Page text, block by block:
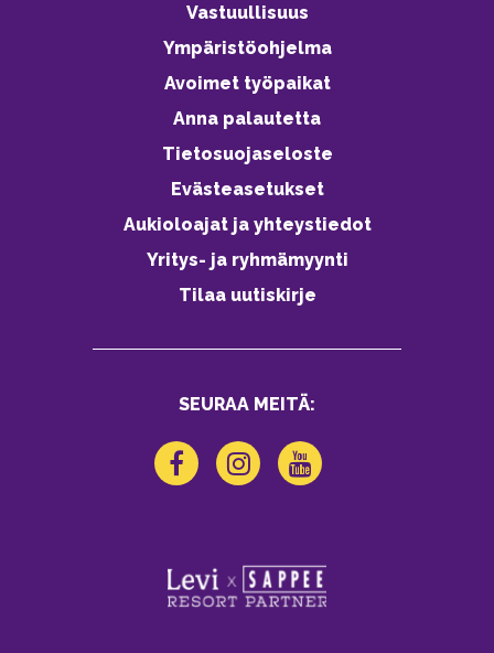
Vastuullisuus
Ympäristöohjelma
Avoimet työpaikat
Anna palautetta
Tietosuojaseloste
Evästeasetukset
Aukioloajat ja yhteystiedot
Yritys- ja ryhmämyynti
Tilaa uutiskirje
SEURAA MEITÄ: